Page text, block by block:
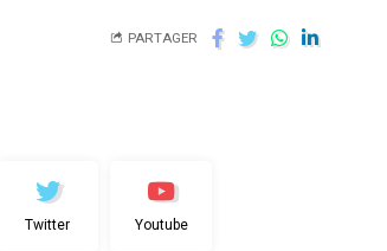
PARTAGER
Twitter Youtube